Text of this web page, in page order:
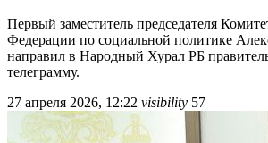
Первый заместитель председателя
Федерации по социальной политике
направил в Народный Хурал РБ
телеграмму.
27 апреля 2026, 12:22 visibility 57